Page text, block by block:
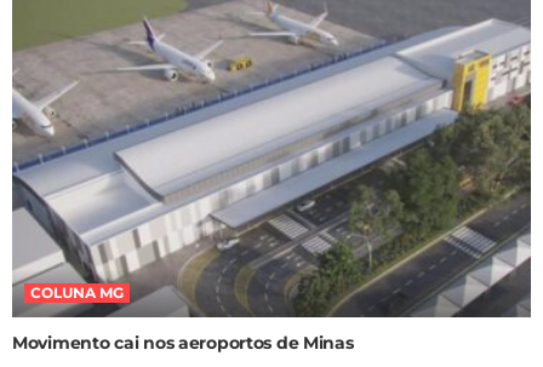
COLUNA MG
Movimento cai nos aeroportos de Minas